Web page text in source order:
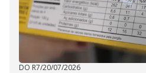
DO R7/20/07/2026